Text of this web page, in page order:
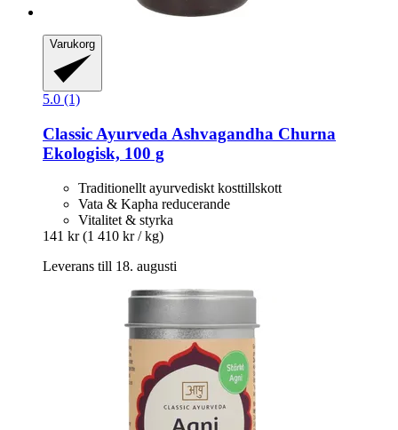
Varukorg
5.0 (1)
Classic Ayurveda Ashvagandha Churna
Ekologisk, 100 g
Traditionellt ayurvediskt kosttillskott
Vata & Kapha reducerande
Vitalitet & styrka
141 kr (1 410 kr / kg)
Leverans till 18. augusti